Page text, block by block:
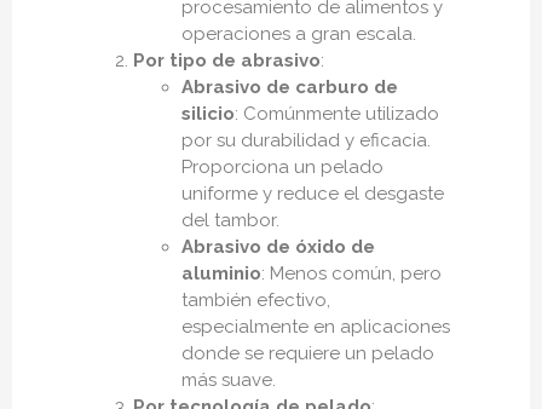
procesamiento de alimentos y
operaciones a gran escala.
Por tipo de abrasivo:
Abrasivo de carburo de
silicio: Comúnmente utilizado
por su durabilidad y eficacia.
Proporciona un pelado
uniforme y reduce el desgaste
del tambor.
Abrasivo de óxido de
aluminio: Menos común, pero
también efectivo,
especialmente en aplicaciones
donde se requiere un pelado
más suave.